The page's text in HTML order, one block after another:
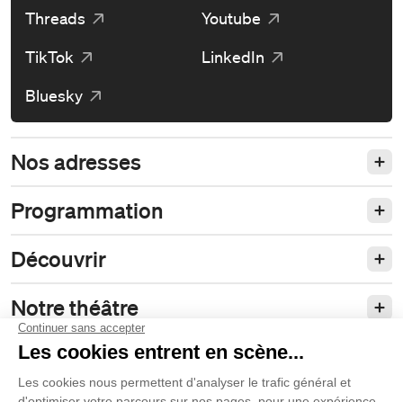
Threads
Youtube
TikTok
LinkedIn
Bluesky
Nos adresses
Programmation
Découvrir
Notre théâtre
Philanthropie et partenariats